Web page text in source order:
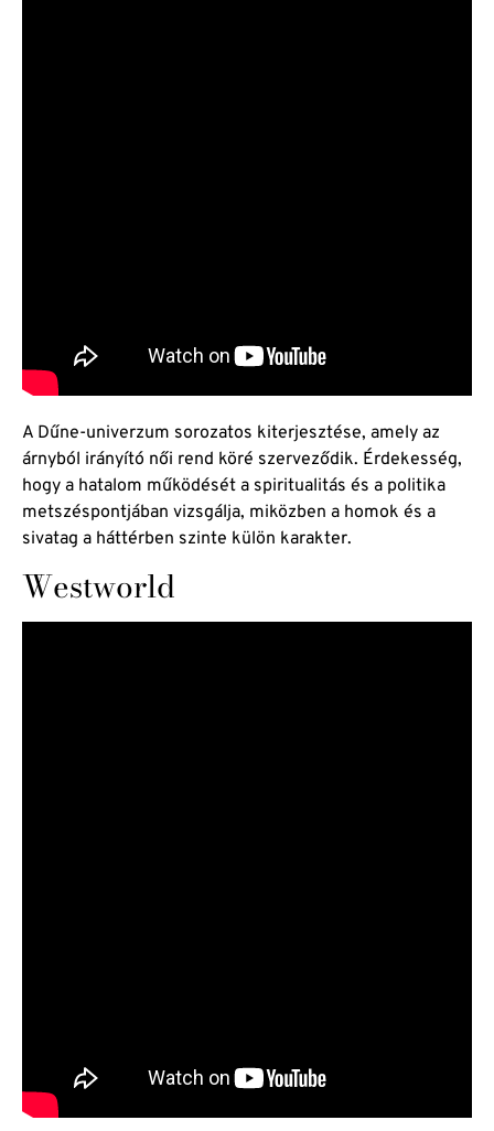
A Dűne-univerzum sorozatos kiterjesztése, amely az
árnyból irányító női rend köré szerveződik. Érdekesség,
hogy a hatalom működését a spiritualitás és a politika
metszéspontjában vizsgálja, miközben a homok és a
sivatag a háttérben szinte külön karakter.
Westworld